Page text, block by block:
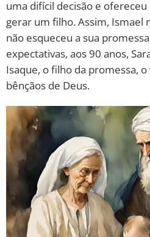
LOJA BÍBLIAON
uma difícil decisão e ofereceu
gerar um filho. Assim, Ismael
não esqueceu a sua
expectativas, aos 90 anos,
Isaque, o filho da promessa,
bênçãos de Deus.